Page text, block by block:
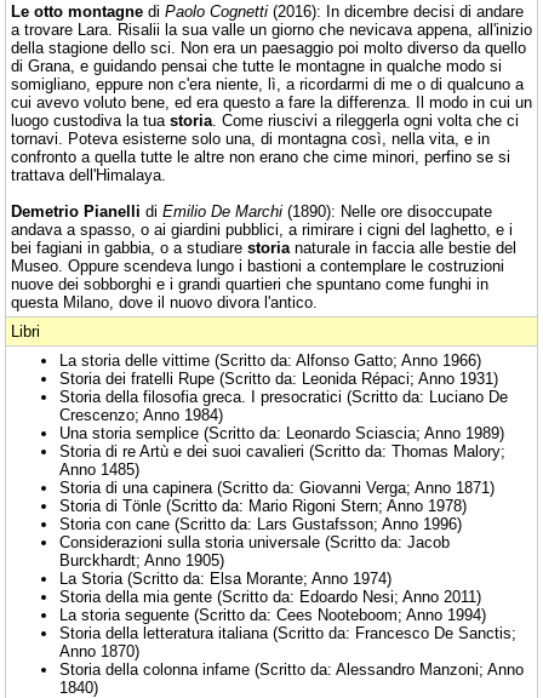
Le otto montagne di Paolo Cognetti (2016): In dicembre decisi di andare
a trovare Lara. Risalii la sua valle un giorno che nevicava appena, all'inizio
della stagione dello sci. Non era un paesaggio poi molto diverso da quello
di Grana, e guidando pensai che tutte le montagne in qualche modo si
somigliano, eppure non c'era niente, lì, a ricordarmi di me o di qualcuno a
cui avevo voluto bene, ed era questo a fare la differenza. Il modo in cui un
luogo custodiva la tua storia . Come riuscivi a rileggerla ogni volta che ci
tornavi. Poteva esisterne solo una, di montagna così, nella vita, e in
confronto a quella tutte le altre non erano che cime minori, perfino se si
trattava dell'Himalaya.
Demetrio Pianelli di Emilio De Marchi (1890): Nelle ore disoccupate
andava a spasso, o ai giardini pubblici, a rimirare i cigni del laghetto, e i
bei fagiani in gabbia, o a studiare storia naturale in faccia alle bestie del
Museo. Oppure scendeva lungo i bastioni a contemplare le costruzioni
nuove dei sobborghi e i grandi quartieri che spuntano come funghi in
questa Milano, dove il nuovo divora l'antico.
Libri
La storia delle vittime (Scritto da: Alfonso Gatto; Anno 1966)
Storia dei fratelli Rupe (Scritto da: Leonida Répaci; Anno 1931)
Storia della filosofia greca. I presocratici (Scritto da: Luciano De
Crescenzo; Anno 1984)
Una storia semplice (Scritto da: Leonardo Sciascia; Anno 1989)
Storia di re Artù e dei suoi cavalieri (Scritto da: Thomas Malory;
Anno 1485)
Storia di una capinera (Scritto da: Giovanni Verga; Anno 1871)
Storia di Tönle (Scritto da: Mario Rigoni Stern; Anno 1978)
Storia con cane (Scritto da: Lars Gustafsson; Anno 1996)
Considerazioni sulla storia universale (Scritto da: Jacob
Burckhardt; Anno 1905)
La Storia (Scritto da: Elsa Morante; Anno 1974)
Storia della mia gente (Scritto da: Edoardo Nesi; Anno 2011)
La storia seguente (Scritto da: Cees Nooteboom; Anno 1994)
Storia della letteratura italiana (Scritto da: Francesco De Sanctis;
Anno 1870)
Storia della colonna infame (Scritto da: Alessandro Manzoni; Anno
1840)